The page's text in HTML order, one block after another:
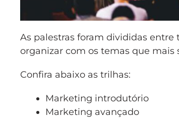
As palestras foram divididas
organizar com os temas que mais
Confira abaixo as trilhas:
Marketing introdutório
Marketing avançado